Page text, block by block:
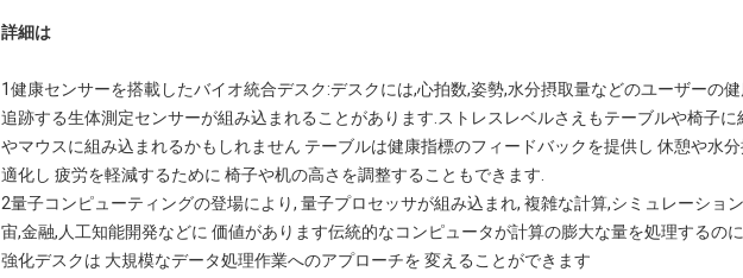
詳細は
1健康センサーを搭載したバイオ統合デスク:デスクには,心拍数,姿勢,水分摂取量などのユーザーの
追跡する生体測定センサーが組み込まれることがあります.ストレスレベルさえもテーブルや椅子に
やマウスに組み込まれるかもしれません テーブルは健康指標のフィードバックを提供し 休憩や水
適化し 疲労を軽減するために 椅子や机の高さを調整することもできます.
2量子コンピューティングの登場により, 量子プロセッサが組み込まれ, 複雑な計算,シミュレーショ
宙,金融,人工知能開発などに 価値があります伝統的なコンピュータが計算の膨大な量を処理するの
強化デスクは 大規模なデータ処理作業へのアプローチを 変えることができます